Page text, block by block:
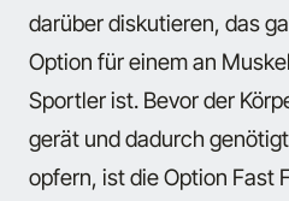
darüber diskutieren, das
Option für einem an
Sportler ist. Bevor der
gerät und dadurch
opfern, ist die Option Fast